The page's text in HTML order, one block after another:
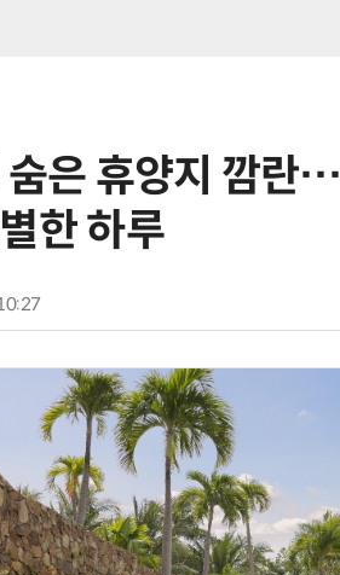
숨은 휴양지 깜란
한 하루
AI Native Enterprise를 지원하는 AI Ready Data